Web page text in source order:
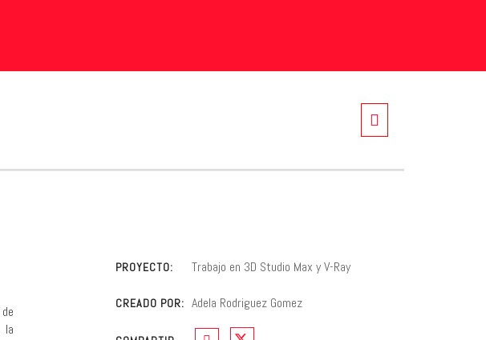
la
PROYECTO: Trabajo en 3D Studio Max y V-Ray
CREADO POR: Adela Rodriguez Gomez